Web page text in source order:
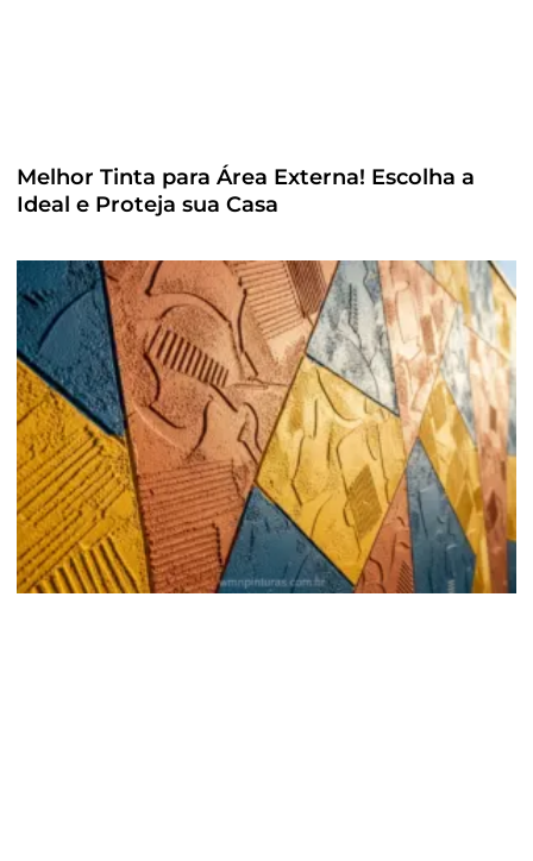
Melhor Tinta para Área Externa! Escolha a
Ideal e Proteja sua Casa